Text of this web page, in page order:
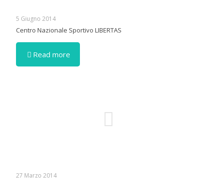
5 Giugno 2014
Centro Nazionale Sportivo LIBERTAS
Read more
27 Marzo 2014